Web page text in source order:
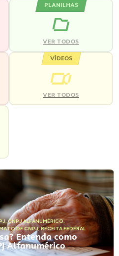
PLANILHAS
VER TODOS
VÍDEOS
VER TODOS
,CNPJ ALFANUMÉRICO,
DE CNPJ,RECEITA FEDERAL
Entenda como
Alfanumérico